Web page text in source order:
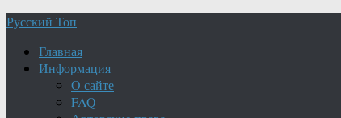
Русский Топ
Главная
Информация
О сайте
FAQ